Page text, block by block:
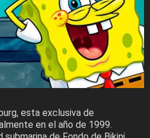
esta exclusiva de
en el año de 1999.